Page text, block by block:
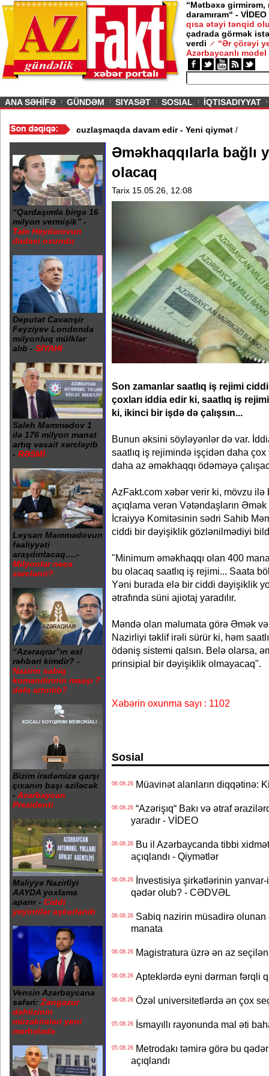
“Mətbəxə girmirəm,
daramıram“ - VİDEO
qısa ətəyi tənqid
çadrada görmək
verdi
“Ər çörəyi
Azərbaycanlı model
ANA SƏHİFƏ GÜNDƏM SIYASƏT SOSIAL İQTISADIYYAT
/ Azərbaycan nefti ucuzlaşmaqda davam edir - Yeni qiymət
“Qardaşımla birgə 16
milyon vermişik” -
Tale Heydərovun
ifadəsi oxundu
Deputat Cavanşir
Feyziyev Londonda
milyonluq mülklər
alıb - SİYAHI
Saleh Məmmədov 1
ilə 176 milyon manat
artıq vəsait xərcləyib
- RƏSMİ
Leysan Məmmədovun
fəaliyyəti
araşdırılacaq….-
Milyonlar necə
xərclənir?
“Azəraqrar”ın əsl
rəhbəri kimdir? -
Nazirin sabiq
komandirinin maaşı 7
dəfə artırılıb?
Bizim iradəmizə qarşı
çıxanın başı əziləcək
- Azərbaycan
Prezidenti
Maliyyə Nazirliyi
AAYDA yoxlama
aparır - Ciddi
yeyintilər aşkarlanıb
Vensin Azərbaycana
səfəri: Zəngəzur
dəhlizinin
müzakirələri yeni
mərhələdə
Əməkhaqqılarla bağlı
olacaq
Tarix 15.05.26, 12:08
Son zamanlar saatlıq iş rejimi
çoxları iddia edir ki, saatlıq iş
ki, ikinci bir işdə də çalışsın...
Bunun əksini söyləyənlər də var.
saatlıq iş rejimində işçidən daha
daha az əməkhaqqı ödəməyə
AzFakt.com xəbər verir ki, mövzu ilə
açıqlama verən Vətəndaşların Əmək
İcraiyyə Komitəsinin sədri Sahib
ciddi bir dəyişiklik gözlənilmədiyi
"Minimum əməkhaqqı olan 400
bu olacaq saatlıq iş rejimi... Saata
Yəni burada elə bir ciddi dəyişiklik
ətrafında süni ajiotaj yaradılır.
Məndə olan məlumata görə Əmək
Nazirliyi təklif irəli sürür ki, həm
ödəniş sistemi qalsın. Belə olarsa,
prinsipial bir dəyişiklik olmayacaq".
Xəbərin oxunma sayı : 1102
Sosial
06.08.26Müavinət alanların diqqətinə:
06.08.26“Azərişıq“ Bakı və ətraf
yaradır - VİDEO
06.08.26Bu il Azərbaycanda tibbi
açıqlandı - Qiymətlər
06.08.26İnvestisiya şirkətlərinin yanvar-
qədər olub? - CƏDVƏL
06.08.26Sabiq nazirin müsadirə olunan
manata
06.08.26Magistratura üzrə ən az
06.08.26Apteklərdə eyni dərman fərqli
06.08.26Özəl universitetlərdə ən çox
05.08.26İsmayıllı rayonunda mal əti
05.08.26Metrodakı təmirə görə bu
açıqlandı